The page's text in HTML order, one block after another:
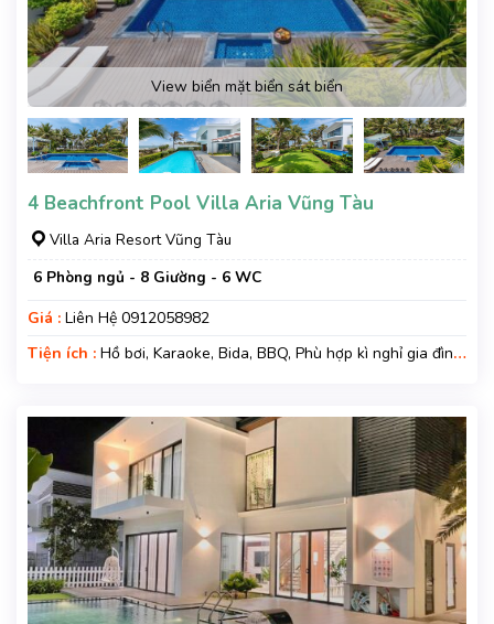
View biển mặt biển sát biển
4 Beachfront Pool Villa Aria Vũng Tàu
Villa Aria Resort Vũng Tàu
6 Phòng ngủ - 8 Giường - 6 WC
Giá : Liên Hệ 0912058982
Tiện ích : Hồ bơi, Karaoke, Bida, BBQ, Phù hợp kì nghỉ gia đình,